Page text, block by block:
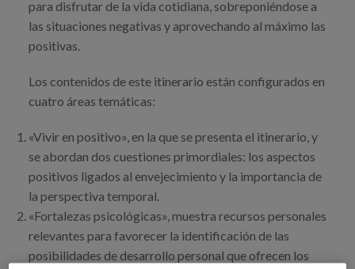
para disfrutar de la vida cotidiana, sobreponiéndose a
las situaciones negativas y aprovechando al máximo las
positivas.
Los contenidos de este itinerario están configurados en
cuatro áreas temáticas:
«Vivir en positivo», en la que se presenta el itinerario, y
se abordan dos cuestiones primordiales: los aspectos
positivos ligados al envejecimiento y la importancia de
la perspectiva temporal.
«Fortalezas psicológicas», muestra recursos personales
relevantes para favorecer la identificación de las
posibilidades de desarrollo personal que ofrecen los